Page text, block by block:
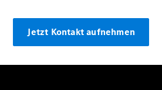
Jetzt Kontakt aufnehmen